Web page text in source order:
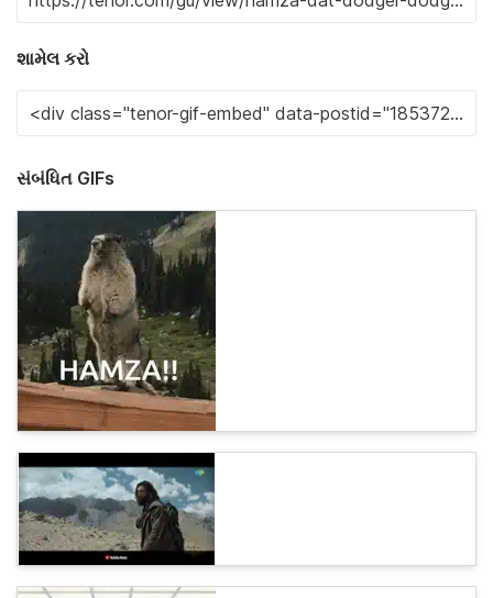
શામેલ કરો
સંબંધિત GIFs